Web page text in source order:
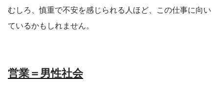
むしろ、慎重で不安を感じられる人ほど、この仕事に向い
ているかもしれません。
営業＝男性社会